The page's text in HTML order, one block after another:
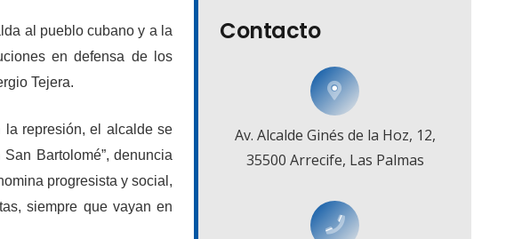
al pueblo cubano y a la
en defensa de los
Tejera.
represión, el alcalde se
Bartolomé”, denuncia
progresista y social,
siempre que vayan en
Contacto
Av. Alcalde Ginés de la Hoz, 12,
35500 Arrecife, Las Palmas